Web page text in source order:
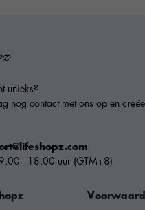
unieks?
nog contact met ons op en
- 18.00 uur (GTM+8)